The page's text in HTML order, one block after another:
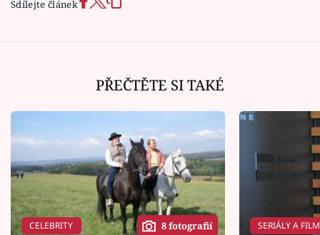
Sdílejte článek
PŘEČTĚTE SI TAKÉ
CELEBRITY 8 fotografií SERIÁLY A